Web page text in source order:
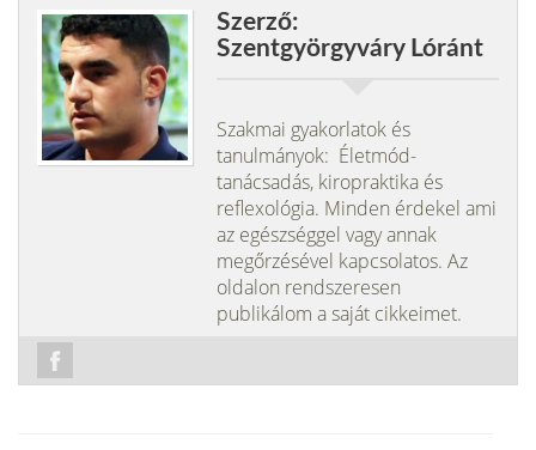
Szerző:
Szentgyörgyváry Lóránt
Szakmai gyakorlatok és
tanulmányok: Életmód-
tanácsadás, kiropraktika és
reflexológia. Minden érdekel ami
az egészséggel vagy annak
megőrzésével kapcsolatos. Az
oldalon rendszeresen
publikálom a saját cikkeimet.